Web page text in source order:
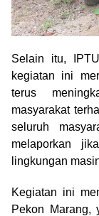
Selain itu,
kegiatan ini
terus
masyarakat
seluruh
melaporkan
lingkungan
Kegiatan ini
Pekon Marang,